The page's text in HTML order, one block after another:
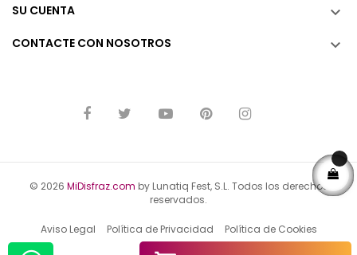
SU CUENTA 
CONTACTE CON NOSOTROS 
© 2026 MiDisfraz.com by Lunatiq Fest, S.L. Todos los derechos
reservados.
Aviso Legal Política de Privacidad Política de Cookies